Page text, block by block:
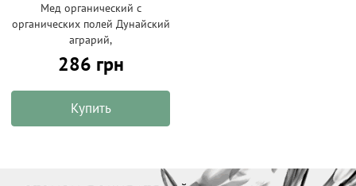
Мед органический с
органических полей Дунайский
аграрий,
286 грн
Купить